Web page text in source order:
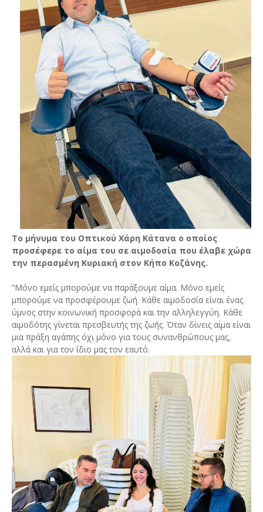
To μήνυμα του Οπτικού Χάρη Κάτανα ο οποίος
προσέφερε το αίμα του σε αιμοδοσία που έλαβε χώρα
την περασμένη Κυριακή στον Κήπο Κοζάνης.
“Μόνο εμείς μπορούμε να παράξουμε αίμα. Μόνο εμείς
μπορούμε να προσφέρουμε ζωή. Κάθε αιμοδοσία είναι ένας
ύμνος στην κοινωνική προσφορά και την αλληλεγγύη. Κάθε
αιμοδότης γίνεται πρεσβευτής της ζωής. Όταν δίνεις αίμα είναι
μια πράξη αγάπης όχι μόνο για τους συνανθρώπους μας,
αλλά και για τον ίδιο μας τον εαυτό.